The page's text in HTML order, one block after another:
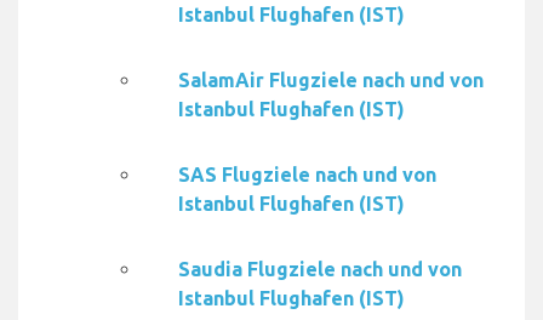
Istanbul Flughafen (IST)
SalamAir Flugziele nach und von
Istanbul Flughafen (IST)
SAS Flugziele nach und von
Istanbul Flughafen (IST)
Saudia Flugziele nach und von
Istanbul Flughafen (IST)